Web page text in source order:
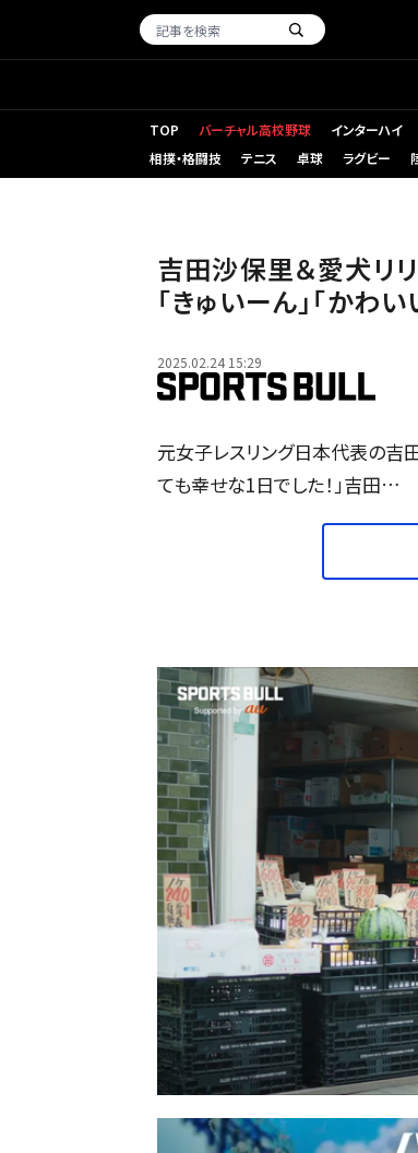
TOP バーチャル高校野球 インターハイ
相撲・格闘技
テニス 卓球 ラグビー
吉田沙保里＆愛犬リ
「きゅいーん」「かわい
2025.02.24 15:29
元女子レスリング日本代表の吉田
ても幸せな1日でした！」吉田…